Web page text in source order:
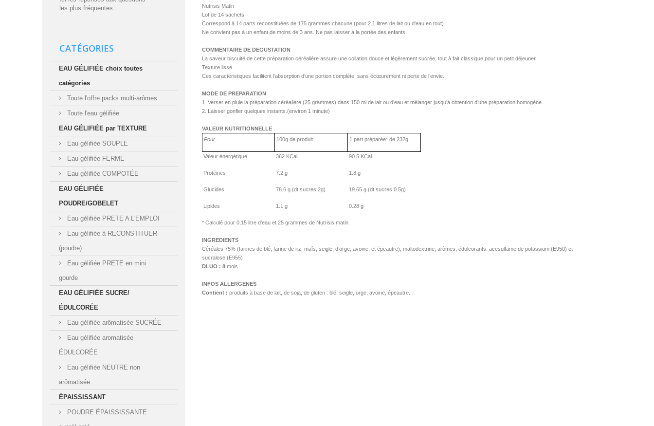
les plus fréquentes
CATÉGORIES
EAU GÉLIFIÉE choix toutes
catégories
Toute l'offre packs multi-arômes
Toute l'eau gélifiée
EAU GÉLIFIÉE par TEXTURE
Eau gélifiée SOUPLE
Eau gélifiée FERME
Eau gélifiée COMPOTÉE
EAU GÉLIFIÉE
POUDRE/GOBELET
Eau gélifiée PRETE A L'EMPLOI
Eau gélifiée à RECONSTITUER
(poudre)
Eau gélifiée PRETE en mini
gourde
EAU GÉLIFIÉE SUCRE/
ÉDULCORÉE
Eau gélifiée arômatisée SUCRÉE
Eau gélifiée aromatisée
ÉDULCORÉE
Eau gélifiée NEUTRE non
arômatisée
ÉPAISSISSANT
POUDRE ÉPAISSISSANTE
Nutrisis Matin
Lot de 14 sachets.
Correspond à 14 parts reconstituées de 175 grammes chacune.(pour 2.1 litres de lait ou d'eau en tout)
Ne convient pas à un enfant de moins de 3 ans. Ne pas laisser à la portée des enfants.
COMMENTAIRE DE DEGUSTATION
La saveur biscuité de cette préparation céréalière assure une collation douce et légèrement sucrée, tout à fait classique pour un petit déjeuner.
Texture lisse
Ces caractéristiques facilitent l’absorption d’une portion complète, sans écœurement ni perte de l’envie.
MODE DE PREPARATION
1. Verser en pluie la préparation céréalière (25 grammes) dans 150 ml de lait ou d’eau et mélanger jusqu’à obtention d’une préparation homogène.
2. Laisser gonfler quelques instants.(environ 1 minute)
VALEUR NUTRITIONNELLE
Pour
100g de produit 1 part préparée* de 232g
Valeur énergétique 362 KCal 90.5 KCal
Protéines 7.2 g 1.8 g
Glucides 78.6 g (dt sucres 2g) 19.65 g (dt sucres 0.5g)
Lipides 1.1 g 0.28 g
* Calculé pour 0,15 litre d'eau et 25 grammes de Nutrisis matin.
INGREDIENTS
Céréales 75% (farines de blé, farine de riz, maîs, seigle, d’orge, avoine, et épeautre), maltodextrine, arômes, édulcorants: acesulfame de potassium (E950) et
sucralose (E955)
DLUO : 8mois
INFOS ALLERGENES
Contient : produits à base de lait, de soja, de gluten : blé, seigle, orge, avoine, épeautre.